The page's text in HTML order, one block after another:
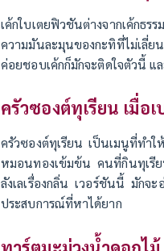
เค้กใบเตยฟิวชันต่างจากเค้กธ
ความมันละมุนของกะทิที่ไม่เลี่
ค่อยชอบเค้กก็มักจะติดใจตัวนี้ แ
ครัวซองต์ทุเรียน เมื่อเ
ครัวซองต์ทุเรียน เป็นเมนูที่ทำ
หมอนทองเข้มข้น คนที่กินทุเรีย
ลังเลเรื่องกลิ่น เวอร์ชันนี้ มักจ
ประสบการณ์ที่หาได้ยาก